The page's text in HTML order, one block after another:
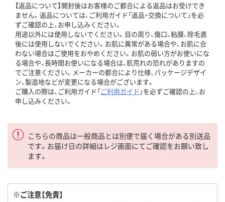
【返品について】開封後はお客様のご都合による返品はお受けでき
ません。返品については、ご利用ガイド「返品・交換について」を必
ずご確認の上、お申し込みください。
用途以外には使用しないでください。目の周り、傷口、粘膜、除毛直
後には使用しないでください。お肌に異常がある場合や、お肌に合
わない場合はご使用をおやめください。お肌の弱い方がお使いにな
る場合や、長時間お使いになる場合は、肌荒れの恐れがありますの
でご注意ください。メーカーの都合により仕様、パッケージデザイ
ン、製造地などが変更になる場合がございます。
ご購入の際は、ご利用ガイド「ご利用ガイド 」を必ずご確認の上、お
申し込みください。
こちらの商品は一般商品とは別便で届く場合がある別送品
です。お届け日の詳細はレジ画面にてご確認をお願い致し
ます。
※ご注意【免責】